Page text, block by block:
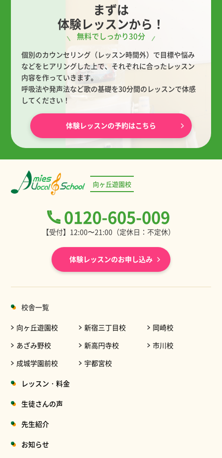
まずは
体験レッスンから！
無料でしっかり30分
個別のカウンセリング（レッスン時間外）で目標や悩み
などをヒアリングした上で、 それぞれに合ったレッスン
内容を作っていきます。
呼吸法や発声法など歌の基礎を30分間のレッスンで体感
してください！
体験レッスンの予約はこちら
向ヶ丘遊園校
0120-605-009
【受付】12:00〜21:00（定休日：不定休）
体験レッスンのお申し込み
校舎一覧
向ヶ丘遊園校
あざみ野校
成城学園前校
新宿三丁目校
新高円寺校
宇都宮校
岡崎校
市川校
レッスン・料金
生徒さんの声
先生紹介
お知らせ